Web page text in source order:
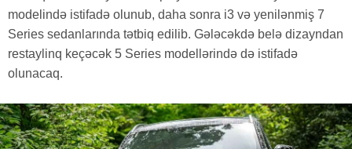
modelində istifadə olunub, daha sonra i3 və yenilənmiş 7
Series sedanlarında tətbiq edilib. Gələcəkdə belə dizayndan
restaylinq keçəcək 5 Series modellərində də istifadə
olunacaq.